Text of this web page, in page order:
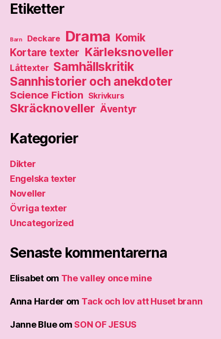
Etiketter
Barn Deckare Drama Komik
Kortare texter Kärleksnoveller
Låttexter Samhällskritik
Sannhistorier och anekdoter
Science Fiction Skrivkurs
Skräcknoveller Äventyr
Kategorier
Dikter
Engelska texter
Noveller
Övriga texter
Uncategorized
Senaste kommentarerna
Elisabetom The valley once mine
Anna Harder om Tack och lov att Huset brann
Janne Blueom SON OF JESUS